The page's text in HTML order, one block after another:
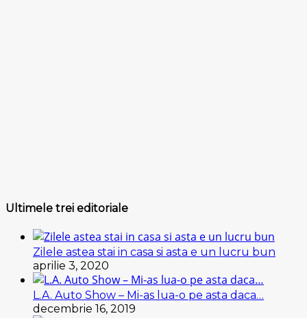
Ultimele trei editoriale
Zilele astea stai in casa si asta e un lucru bun
aprilie 3, 2020
L.A. Auto Show – Mi-as lua-o pe asta daca…
decembrie 16, 2019